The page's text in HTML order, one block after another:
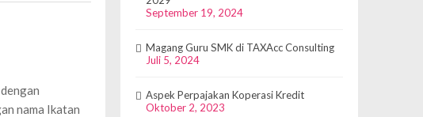
nama Ikatan
September 19, 2024
Magang Guru SMK di TAXAcc Consulting
Juli 5, 2024
Aspek Perpajakan Koperasi Kredit
Oktober 2, 2023